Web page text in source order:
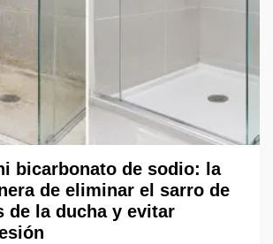
bicarbonato de sodio: la
de eliminar el sarro de
de la ducha y evitar